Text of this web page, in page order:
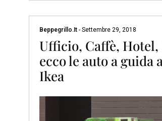
Beppegrillo.it - Settembre 29, 2018
Ufficio, Caffè, Hotel,
ecco le auto a guida
Ikea